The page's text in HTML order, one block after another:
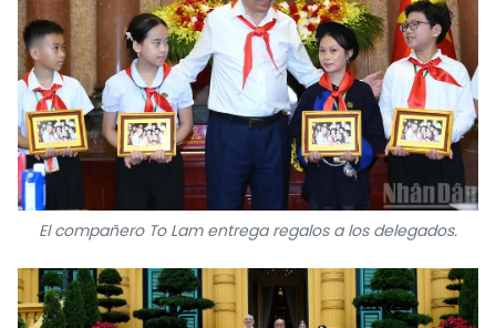
El compañero To Lam entrega regalos a los delegados.